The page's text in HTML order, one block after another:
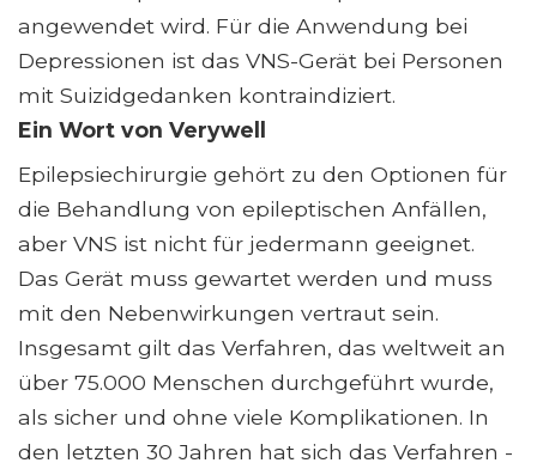
angewendet wird. Für die Anwendung bei
Depressionen ist das VNS-Gerät bei Personen
mit Suizidgedanken kontraindiziert.
Ein Wort von Verywell
Epilepsiechirurgie gehört zu den Optionen für
die Behandlung von epileptischen Anfällen,
aber VNS ist nicht für jedermann geeignet.
Das Gerät muss gewartet werden und muss
mit den Nebenwirkungen vertraut sein.
Insgesamt gilt das Verfahren, das weltweit an
über 75.000 Menschen durchgeführt wurde,
als sicher und ohne viele Komplikationen. In
den letzten 30 Jahren hat sich das Verfahren -